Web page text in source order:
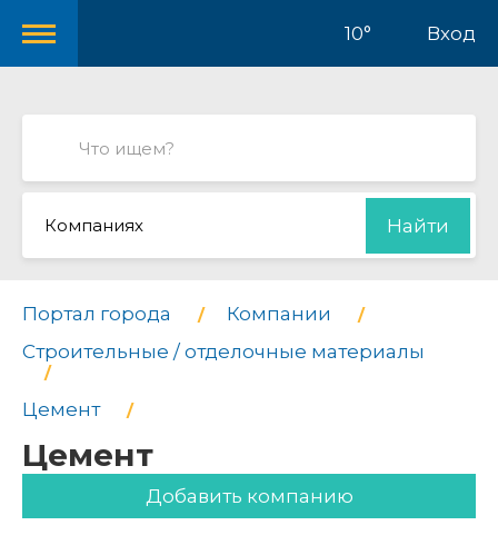
10° Вход
Компаниях Найти
Портал города
Компании
Строительные / отделочные материалы
Цемент
Цемент
Добавить компанию